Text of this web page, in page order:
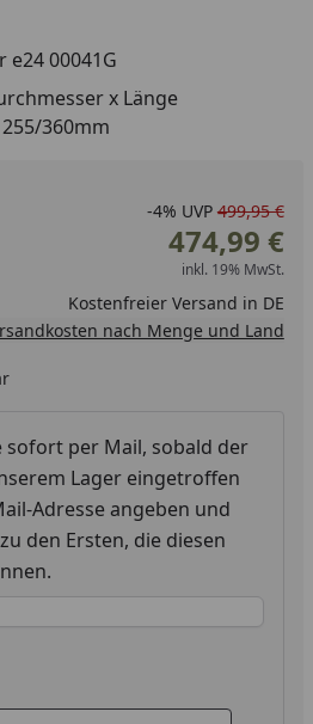
e24 00041G
x Länge
360mm
-4% UVP 499,95 €
474,99 €
inkl. 19% MwSt.
Kostenfreier Versand in DE
nach Menge und Land
sofort per Mail, sobald der
Lager eingetroffen
Adresse angeben und
den Ersten, die diesen